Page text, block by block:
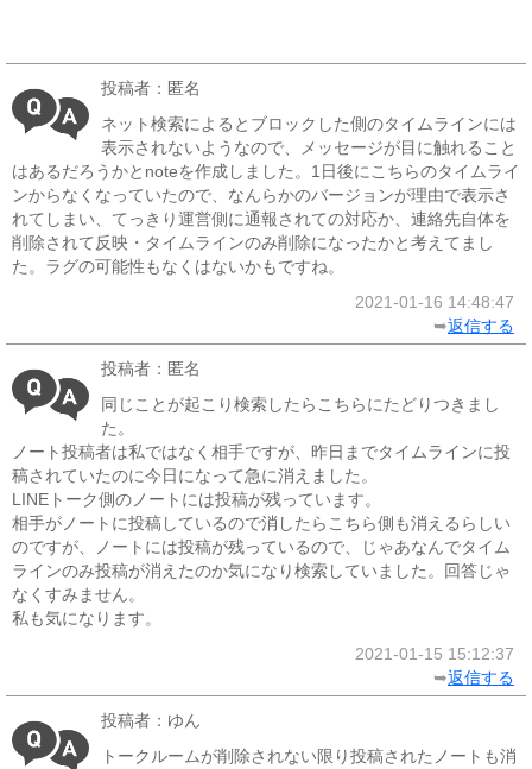
投稿者：匿名
ネット検索によるとブロックした側のタイムラインには
表示されないようなので、メッセージが目に触れること
はあるだろうかとnoteを作成しました。1日後にこちらのタイムライ
ンからなくなっていたので、なんらかのバージョンが理由で表示さ
れてしまい、てっきり運営側に通報されての対応か、連絡先自体を
削除されて反映・タイムラインのみ削除になったかと考えてまし
た。ラグの可能性もなくはないかもですね。
2021-01-16 14:48:47
➥返信する
投稿者：匿名
同じことが起こり検索したらこちらにたどりつきまし
た。
ノート投稿者は私ではなく相手ですが、昨日までタイムラインに投
稿されていたのに今日になって急に消えました。
LINEトーク側のノートには投稿が残っています。
相手がノートに投稿しているので消したらこちら側も消えるらしい
のですが、ノートには投稿が残っているので、じゃあなんでタイム
ラインのみ投稿が消えたのか気になり検索していました。回答じゃ
なくすみません。
私も気になります。
2021-01-15 15:12:37
➥返信する
投稿者：ゆん
トークルームが削除されない限り投稿されたノートも消